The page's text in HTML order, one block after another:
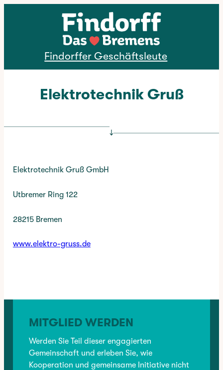
Direkt zum Inhalt
Findorffer Geschäftsleute
Elektrotechnik Gruß
↓
Elektrotechnik Gruß GmbH
Utbremer Ring 122
28215 Bremen
www.elektro-gruss.de
MITGLIED WERDEN
Werden Sie Teil dieser engagierten
Gemeinschaft und erleben Sie, wie
Kooperation und gemeinsame Initiative nicht